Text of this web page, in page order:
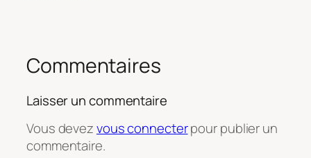
Commentaires
Laisser un commentaire
Vous devezvous connecterpour publier un
commentaire.